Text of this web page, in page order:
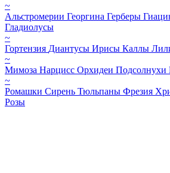
~
Альстромерии Георгина Герберы
Гладиолусы
~
Гортензия Диантусы Ирисы Каллы
~
Мимоза Нарцисс Орхидеи Подсолнухи
~
Ромашки Сирень Тюльпаны Фрезия
Розы